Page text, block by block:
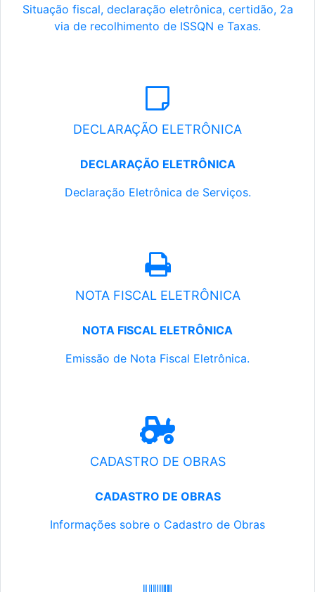
Situação fiscal, declaração eletrônica, certidão, 2a
via de recolhimento de ISSQN e Taxas.
DECLARAÇÃO ELETRÔNICA
DECLARAÇÃO ELETRÔNICA
Declaração Eletrônica de Serviços.
NOTA FISCAL ELETRÔNICA
NOTA FISCAL ELETRÔNICA
Emissão de Nota Fiscal Eletrônica.
CADASTRO DE OBRAS
CADASTRO DE OBRAS
Informações sobre o Cadastro de Obras